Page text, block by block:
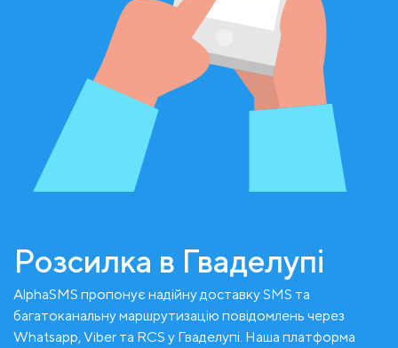
Розсилка в Гваделупі
AlphaSMS пропонує надійну доставку SMS та
багатоканальну маршрутизацію повідомлень через
Whatsapp, Viber та RCS у Гваделупі. Наша платформа